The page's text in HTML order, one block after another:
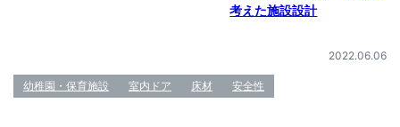
考えた施設設計
2022.06.06
幼稚園・保育施設 室内ドア 床材 安全性